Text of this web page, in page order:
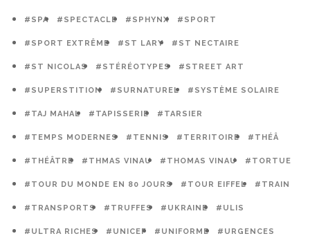
#SPA #SPECTACLE #SPHYNX #SPORT
#SPORT EXTRÊME #ST LARY #ST NECTAIRE
#ST NICOLAS #STÉRÉOTYPES #STREET ART
#SUPERSTITION #SURNATUREL #SYSTÈME SOLAIRE
#TAJ MAHAL #TAPISSERIE #TARSIER
#TEMPS MODERNES #TENNIS #TERRITOIRE #THÉÂ
#THÉÂTRE #THMAS VINAU #THOMAS VINAU #TORTUE
#TOUR DU MONDE EN 80 JOURS #TOUR EIFFEL #TRAIN
#TRANSPORTS #TRUFFES #UKRAINE #ULIS
#ULTRA RICHES #UNICEF #UNIFORME #URGENCES